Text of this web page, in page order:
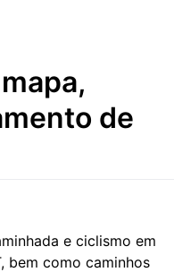
de
e ciclismo em
bem como caminhos